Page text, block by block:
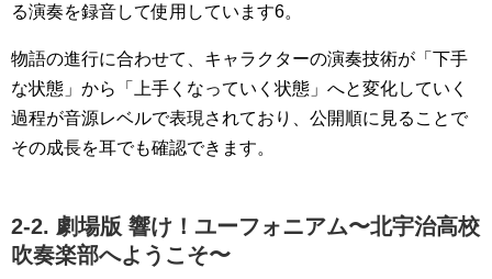
る演奏を録音して使用しています6。
物語の進行に合わせて、キャラクターの演奏技術が「下手
な状態」から「上手くなっていく状態」へと変化していく
過程が音源レベルで表現されており、公開順に見ることで
その成長を耳でも確認できます。
2-2. 劇場版 響け！ユーフォニアム〜北宇治高校
吹奏楽部へようこそ〜